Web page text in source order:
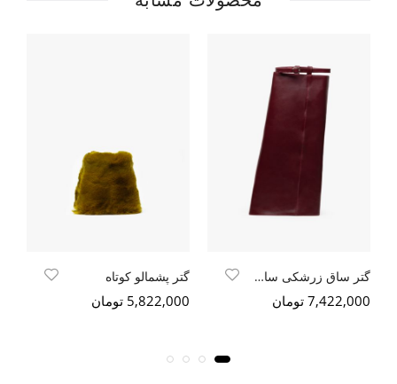
گتر ساق زرشکی سافتی طبیعی
7,422,000 تومان
گتر پشمالو کوتاه
5,822,000 تومان